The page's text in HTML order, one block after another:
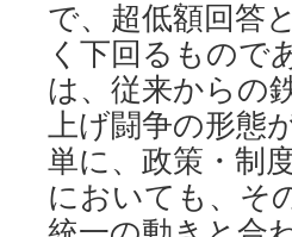
で、超低額回答
く下回るもので
は、従来からの
上げ闘争の形態
単に、政策・制
においても、そ